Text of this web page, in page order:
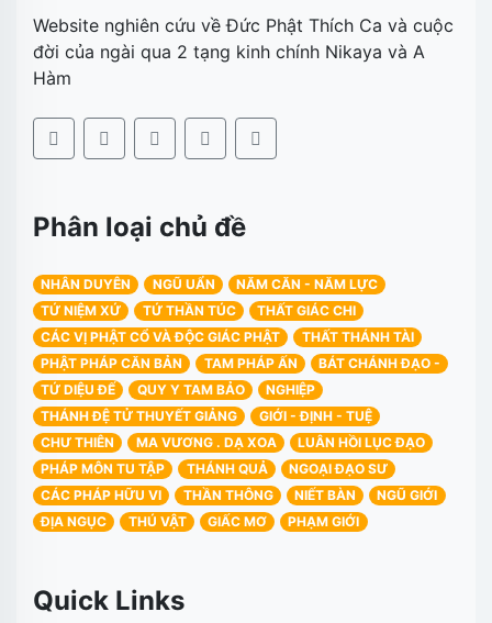
Website nghiên cứu về Đức Phật Thích Ca và cuộc
đời của ngài qua 2 tạng kinh chính Nikaya và A
Hàm
Phân loại chủ đề
NHÂN DUYÊN NGŨ UẨN
NĂM CĂN - NĂM LỰC
TỨ NIỆM XỨ
TỨ THẦN TÚC
THẤT GIÁC CHI
CÁC VỊ PHẬT CỔ VÀ ĐỘC GIÁC PHẬT
THẤT THÁNH TÀI
PHẬT PHÁP CĂN BẢN
TAM PHÁP ẤN
BÁT CHÁNH ĐẠO -
TỨ DIỆU ĐẾ
QUY Y TAM BẢO
NGHIỆP
THÁNH ĐỆ TỬ THUYẾT GIẢNG
GIỚI - ĐỊNH - TUỆ
CHƯ THIÊN
MA VƯƠNG . DẠ XOA
LUÂN HỒI LỤC ĐẠO
PHÁP MÔN TU TẬP
THÁNH QUẢ
NGOẠI ĐẠO SƯ
CÁC PHÁP HỮU VI
THẦN THÔNG NIẾT BÀN
NGŨ GIỚI
ĐỊA NGỤC
THÚ VẬT GIẤC MƠ PHẠM GIỚI
Quick Links